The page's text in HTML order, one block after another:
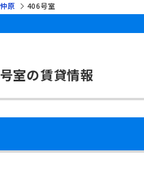
原 406号室
室の賃貸情報